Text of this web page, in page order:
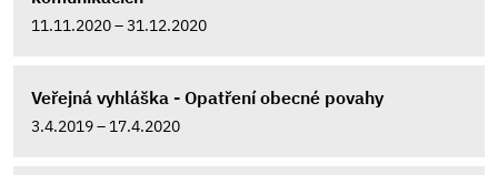
11.11.2020 – 31.12.2020
Veřejná vyhláška - Opatření obecné povahy
3.4.2019 – 17.4.2020